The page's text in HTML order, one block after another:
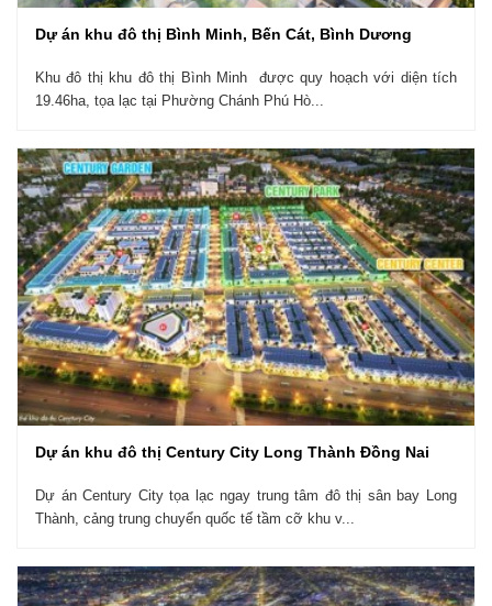
Dự án khu đô thị Bình Minh, Bến Cát, Bình Dương
Khu đô thị khu đô thị Bình Minh được quy hoạch với diện tích
19.46ha, tọa lạc tại Phường Chánh Phú Hò...
Dự án khu đô thị Century City Long Thành Đồng Nai
Dự án Century City tọa lạc ngay trung tâm đô thị sân bay Long
Thành, cảng trung chuyển quốc tế tầm cỡ khu v...